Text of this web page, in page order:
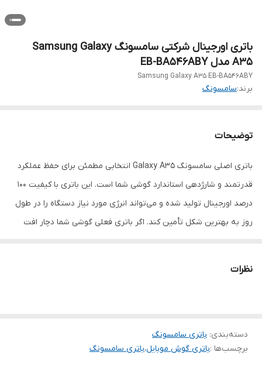
باتری اورجینال شرکتی سامسونگ Samsung Galaxy
A35 مدل EB-BA546ABY
Samsung Galaxy A35 EB-BA546ABY
برند:سامسونگ
توضیحات
باتری اصلی سامسونگ Galaxy A35 انتخابی مطمئن برای حفظ عملکرد
قدرتمند و شارژدهی استاندارد گوشی شما است. این باتری با کیفیت 100
درصد اورجینال تولید شده و می‌تواند انرژی مورد نیاز دستگاه را در طول
روز به بهترین شکل تأمین کند. اگر باتری فعلی گوشی شما دچار افت
ویژگی‌ها:
کیفیت 100 درصد اصلی سامسونگ
نظرات
دسته‌بندی: باتری سامسونگ
برچسب‌ها :باتری گوش موبایل،باتری سامسونگ